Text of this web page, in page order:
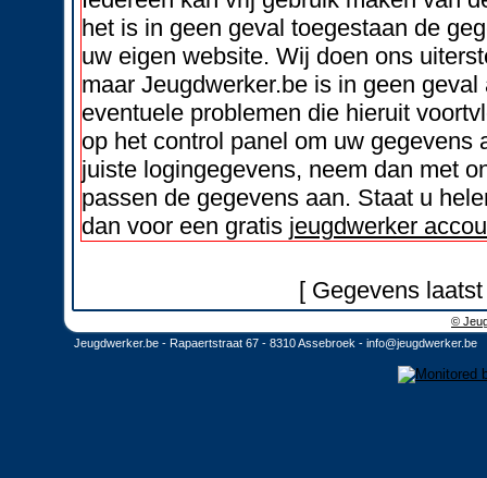
het is in geen geval toegestaan de
uw eigen website. Wij doen ons
maar Jeugdwerker.be is in geen
eventuele problemen die hieruit
op het control panel om uw
juiste logingegevens, neem dan met
passen de gegevens aan. Staat u
dan voor een gratis jeugdwerker
[ Gegevens
©
Jeugdwerker.be - Rapaertstraat 67 - 8310 Assebroek - info@jeugdwerker.be